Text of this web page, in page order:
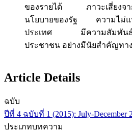
ของรายได้ ภาวะเสี่ยงจาก
นโยบายของรัฐ ความไม่แ
ประเทศ มีความสัมพันธ์กั
ประชาชน อย่างมีนัยสำคัญทา
Article Details
ฉบับ
ปีที่ 4 ฉบับที่ 1 (2015): July-December
ประเภทบทความ